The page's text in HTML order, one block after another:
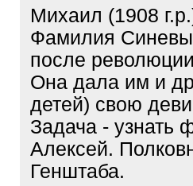
Михаил (1908
Фамилия
после
Она дала им и
детей) свою
Задача - узнать
Алексей.
Генштаба.